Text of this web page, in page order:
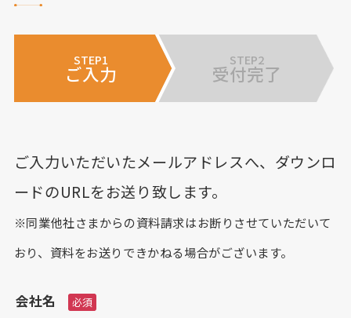
STEP1
ご入力
STEP2
受付完了
ご入力いただいたメールアドレスへ、ダウンロ
ードのURLをお送り致します。
※同業他社さまからの資料請求はお断りさせていただいて
おり、資料をお送りできかねる場合がございます。